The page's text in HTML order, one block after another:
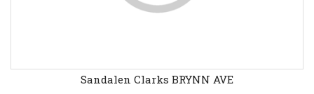
Sandalen Clarks BRYNN AVE